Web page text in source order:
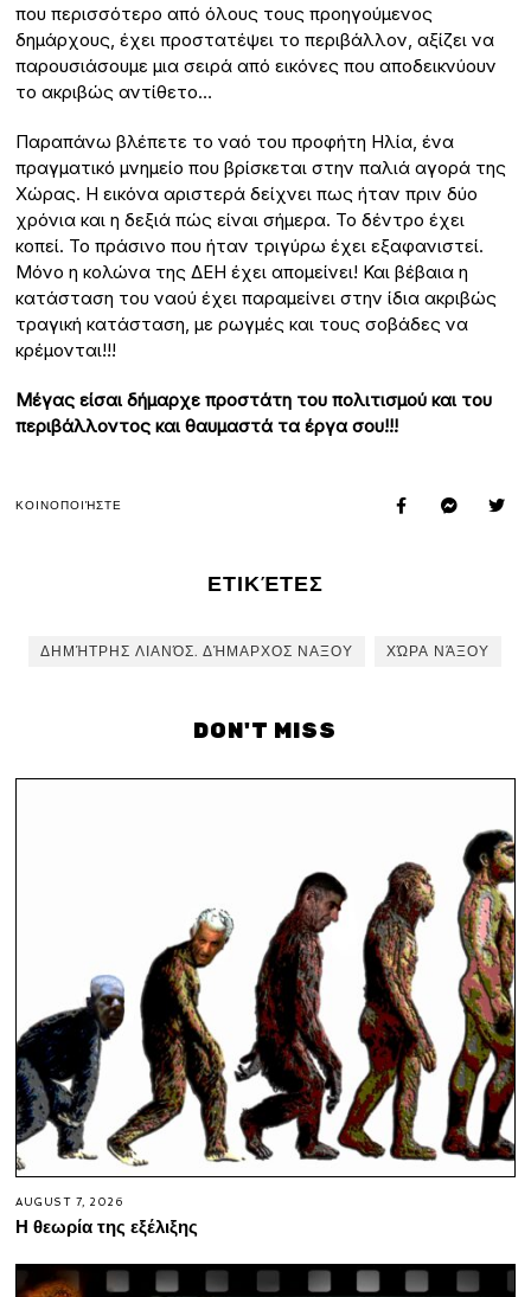
που περισσότερο από όλους τους προηγούμενος
δημάρχους, έχει προστατέψει το περιβάλλον, αξίζει να
παρουσιάσουμε μια σειρά από εικόνες που αποδεικνύουν
το ακριβώς αντίθετο…
Παραπάνω βλέπετε το ναό του προφήτη Ηλία, ένα
πραγματικό μνημείο που βρίσκεται στην παλιά αγορά της
Χώρας. Η εικόνα αριστερά δείχνει πως ήταν πριν δύο
χρόνια και η δεξιά πώς είναι σήμερα. Το δέντρο έχει
κοπεί. Το πράσινο που ήταν τριγύρω έχει εξαφανιστεί.
Μόνο η κολώνα της ΔΕΗ έχει απομείνει! Και βέβαια η
κατάσταση του ναού έχει παραμείνει στην ίδια ακριβώς
τραγική κατάσταση, με ρωγμές και τους σοβάδες να
κρέμονται!!!
Μέγας είσαι δήμαρχε προστάτη του πολιτισμού και του
περιβάλλοντος και θαυμαστά τα έργα σου!!!
ΚΟΙΝΟΠΟΙΉΣΤΕ
ΕΤΙΚΈΤΕΣ
ΔΗΜΉΤΡΗΣ ΛΙΑΝΌΣ. ΔΉΜΑΡΧΟΣ ΝΑΞΟΥ ΧΏΡΑ ΝΆΞΟΥ
DON'T MISS
AUGUST 7, 2026
Η θεωρία της εξέλιξης